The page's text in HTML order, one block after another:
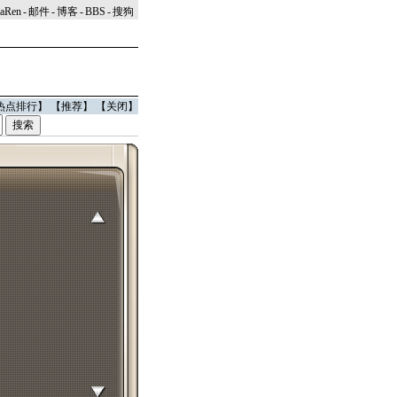
-邮件-博客-BBS -搜狗
点排行】 【推荐】 【 关闭 】